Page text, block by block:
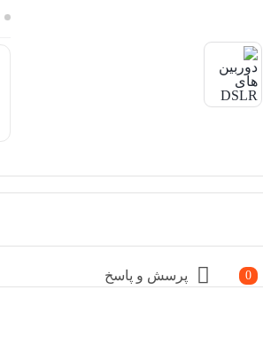
0 پرسش و پاسخ